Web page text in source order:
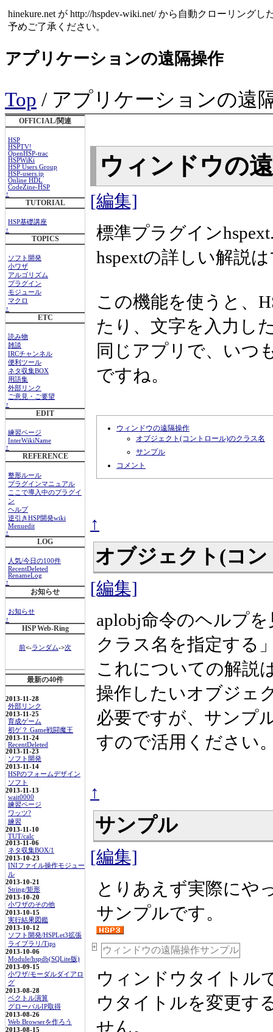
hinekure.net が http://hspdev-wiki.net/ から自動クローリング
予めご了承ください。
アプリケーションの遠隔操作
Top / アプリケーションの遠
OFFICIAL/関連
HSP
HSPTV!
OpenHSP-trac
HSPWiKi
HSP Users Group
HSP-users.jp
Online HDL
CodeZine-HSP
↑
TUTORIAL
HSP基礎講座
↑
TOPICS
ソフト開発
小ワザ
アルゴリズム
プラグイン
モジュール
マクロ
↑
ETC
読み物
雑談
IRCチャンネル
便利ツール
ネタ収集BOX
用語集
外部リンク
ご意見・ご要望
↑
EDIT
練習ページ
InterWikiName
↑
REFERENCE
整形ルール
プラグインマニュアル
ここで導入中のプラグイ
ン
ヘルプ
逆引きHSP開発wiki
Menuedit
↑
LOG
人気/今日の100件
RecentDeleted
RenameLog
↑
お知らせ
お知らせ
↑
HSP Web-Ring
前<-ランダム->次
最新の40件
2013-11-28
外部リンク
2013-11-25
育成ゲーム
初ゲ？ Game戦闘魔王
2013-11-24
RecentDeleted
2013-11-23
ソフト開発
2013-11-14
HSPのフォームデザイン
ソフト
2013-11-13
wait0000
練習ページ
ワッツ?
練習
2013-11-10
TUT/calc
2013-11-06
ネタ収集BOX/1
2013-10-23
INIファイル操作モジュー
ル
2013-10-21
String/矩形
2013-10-20
小ワザのその他
2013-10-15
実行結果図鑑
2013-10-12
ソフト開発/HSPLet3拡張
ライブラリ/Tips
2013-10-06
Module/hspdb(SQLite版)
2013-09-15
小ワザ/モーダルダイアロ
グ
2013-08-28
ベクトル演算
グローバルIP取得
2013-08-26
Web Browserを作ろう
2013-08-15
ウィンドウの
[編集]
標準プラグイン
hspextの詳しい解説
この機能を使うと、
たり、文字を入力し
同じアプリで、いつ
ですね。
ウィンドウの遠隔操作
オブジェクト(コントロール)のクラス名
サンプル
コメント
↑
オブジェクト(コ
[編集]
aplobj命令のヘルプ
クラス名を指定する
これについての解説
操作したいオブジェ
必要ですが、サンプ
すので活用ください
↑
サンプル
[編集]
とりあえず実際にや
サンプルです。
+ ウィンドウの遠隔操作サンプル
ウィンドウタイトル
ウタイトルを変更す
せん。